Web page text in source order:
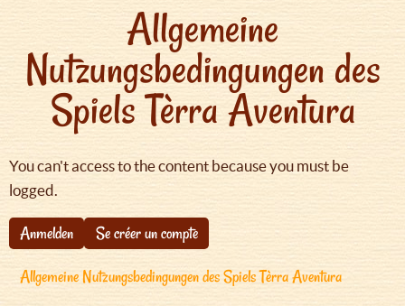
Allgemeine
Nutzungsbedingungen des
Spiels Tèrra Aventura
You can't access to the content because you must be
logged.
Anmelden
Se créer un compte
Allgemeine Nutzungsbedingungen des Spiels Tèrra Aventura